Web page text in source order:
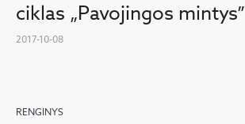
ciklas „Pavojingos mintys”
2017-10-08
RENGINYS